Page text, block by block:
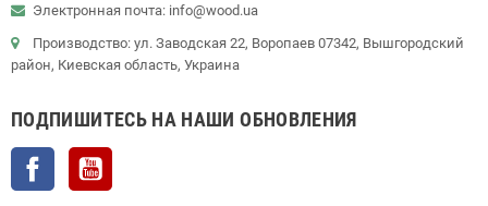
Электронная почта: info@wood.ua
Производство: ул. Заводская 22, Воропаев 07342, Вышгородский
район, Киевская область, Украина
ПОДПИШИТЕСЬ НА НАШИ ОБНОВЛЕНИЯ
Facebook